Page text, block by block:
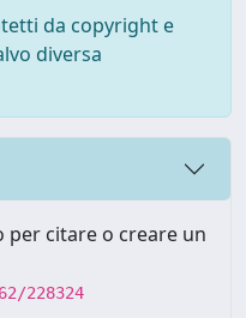
da copyright e
diversa
citare o creare un
228324